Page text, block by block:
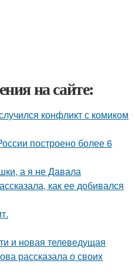
на сайте:
конфликт с комиком
построено более 6
а я не Давала
как ее добивался
и новая телеведущая
рассказала о своих